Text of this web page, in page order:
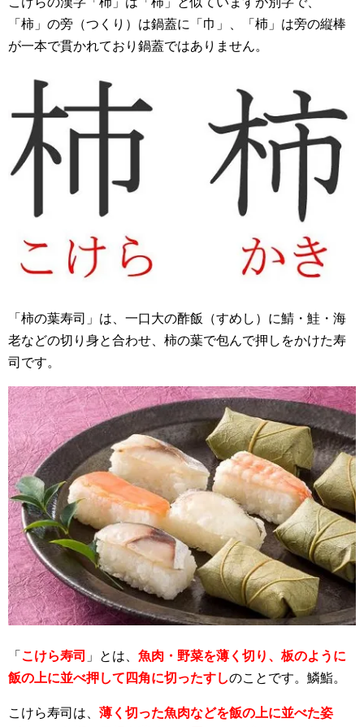
「柿」の旁（つくり）は鍋蓋に「巾」、「杮」は旁の縦棒
が一本で貫かれており鍋蓋ではありません。
「柿の葉寿司」は、一口大の酢飯（すめし）に鯖・鮭・海
老などの切り身と合わせ、柿の葉で包んで押しをかけた寿
司です。
「 こけら寿司 」とは、 魚肉・野菜を薄く切り、板のように
飯の上に並べ押して四角に切ったすしのことです。鱗鮨。
こけら寿司は、 薄く切った魚肉などを飯の上に並べた姿